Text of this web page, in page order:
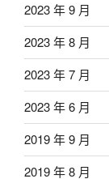
2023 年 9 月
2023 年 8 月
2023 年 7 月
2023 年 6 月
2019 年 9 月
2019 年 8 月